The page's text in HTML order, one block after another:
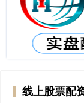
线上股票配